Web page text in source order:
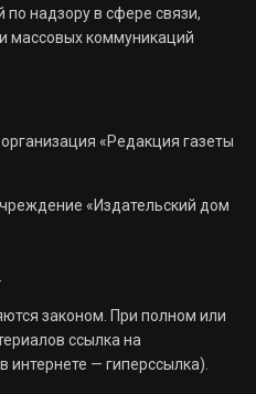
надзору в сфере связи,
массовых коммуникаций
«Редакция газеты
«Издательский дом
законом. При полном или
ссылка на
интернете — гиперссылка).